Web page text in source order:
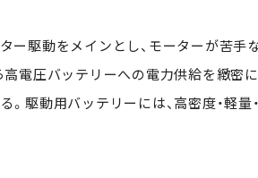
ー駆動をメインとし、モーターが苦手
高電圧バッテリーへの電力供給を緻密
駆動用バッテリーには、高密度・軽